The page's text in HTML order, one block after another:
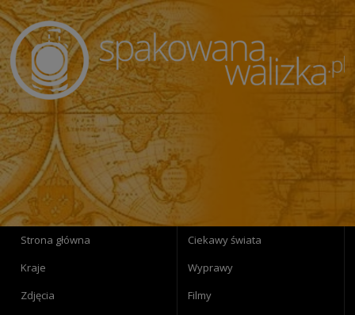
Strona główna
Ciekawy świata
Kraje
Wyprawy
Zdjęcia
Filmy